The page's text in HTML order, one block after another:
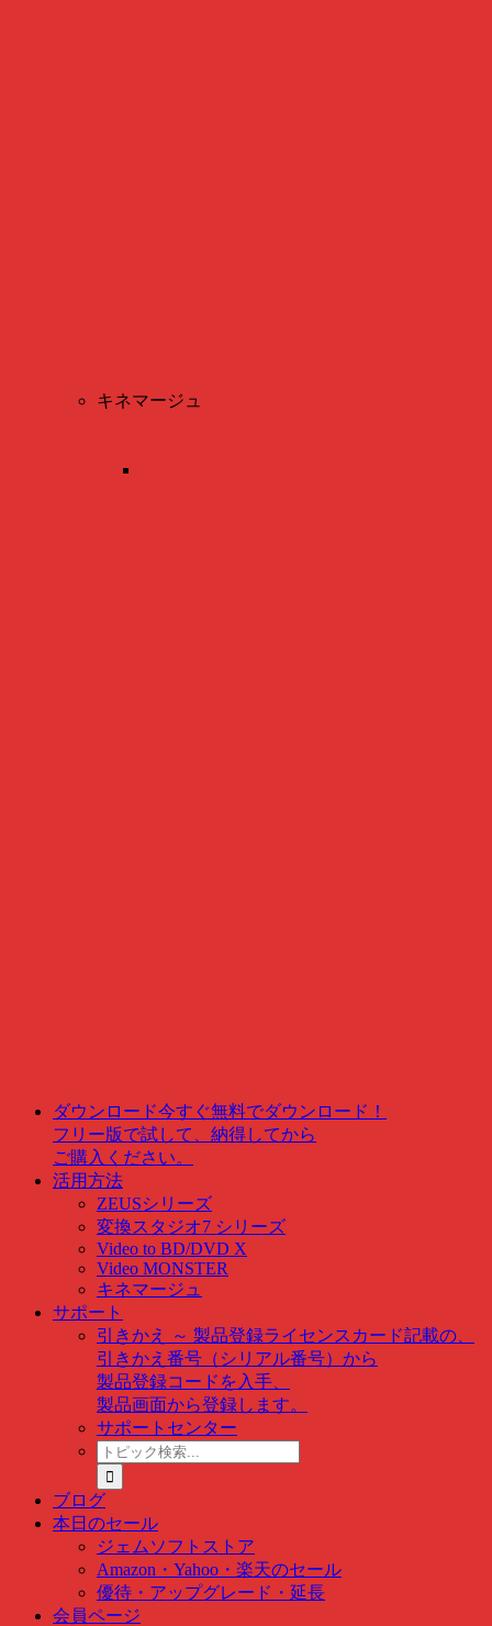
キネマージュ
ダウンロード今すぐ無料でダウンロード！
フリー版で試して、納得してから
ご購入ください。
活用方法
ZEUSシリーズ
変換スタジオ7 シリーズ
Video to BD/DVD X
Video MONSTER
キネマージュ
サポート
引きかえ ～ 製品登録ライセンスカード記載の、
引きかえ番号（シリアル番号）から
製品登録コードを入手、
製品画面から登録します。
サポートセンター
ト
ピ
ッ
ク
検
索
…
ブログ
本日のセール
ジェムソフトストア
Amazon・Yahoo・楽天のセール
優待・アップグレード・延長
会員ページ